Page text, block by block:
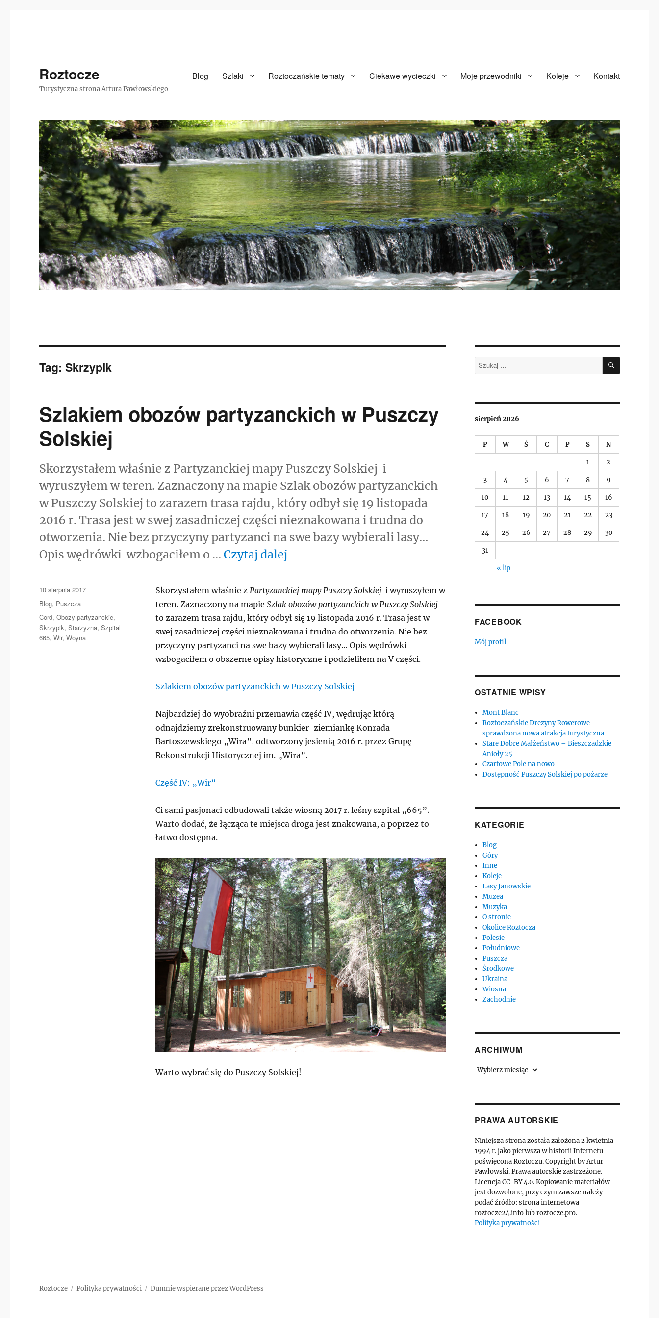
Roztocze
Turystyczna strona Artura Pawłowskiego
Blog Szlaki Roztoczańskie tematy Ciekawe wycieczki Moje przewodniki Koleje Kontakt
Tag:Skrzypik
Szlakiem obozów partyzanckich w Puszczy
Solskiej
Skorzystałem właśnie z Partyzanckiej mapy Puszczy Solskiej i
wyruszyłem w teren. Zaznaczony na mapie Szlak obozów partyzanckich
w Puszczy Solskiej to zarazem trasa rajdu, który odbył się 19 listopada
2016 r. Trasa jest w swej zasadniczej części nieznakowana i trudna do
otworzenia. Nie bez przyczyny partyzanci na swe bazy wybierali lasy…
Opis wędrówki wzbogaciłem o …Czytaj dalej „Szlakiem obozów partyzanckich w Puszczy Solskiej”
Skorzystałem właśnie z Partyzanckiej mapy Puszczy Solskiej i wyruszyłem w
teren. Zaznaczony na mapie Szlak obozów partyzanckich w Puszczy Solskiej
to zarazem trasa rajdu, który odbył się 19 listopada 2016 r. Trasa jest w
swej zasadniczej części nieznakowana i trudna do otworzenia. Nie bez
przyczyny partyzanci na swe bazy wybierali lasy… Opis wędrówki
wzbogaciłem o obszerne opisy historyczne i podzieliłem na V części.
Szlakiem obozów partyzanckich w Puszczy Solskiej
Najbardziej do wyobraźni przemawia część IV, wędrując którą
odnajdziemy zrekonstruowany bunkier-ziemiankę Konrada
Bartoszewskiego „Wira”, odtworzony jesienią 2016 r. przez Grupę
Rekonstrukcji Historycznej im. „Wira”.
Część IV: „Wir”
Ci sami pasjonaci odbudowali także wiosną 2017 r. leśny szpital „665”.
Warto dodać, że łącząca te miejsca droga jest znakowana, a poprzez to
łatwo dostępna.
Warto wybrać się do Puszczy Solskiej!
Data
publikacji
10 sierpnia 2017
Kategorie
Blog, Puszcza
Tagi
Cord,Obozy partyzanckie,
Skrzypik,Starzyzna,Szpital
665,Wir,Woyna
Szukaj: SZUKAJ
sierpień 2026
P W Ś C P S N
1 2
3 4 5 6 7 8 9
10 11 12 13 14 15 16
17 18 19 20 21 22 23
24 25 26 27 28 29 30
31
« lip
FACEBOOK
Mój profil
OSTATNIE WPISY
Mont Blanc
Roztoczańskie Drezyny Rowerowe –
sprawdzona nowa atrakcja turystyczna
Stare Dobre Małżeństwo – Bieszczadzkie
Anioły 25
Czartowe Pole na nowo
Dostępność Puszczy Solskiej po pożarze
KATEGORIE
Blog
Góry
Inne
Koleje
Lasy Janowskie
Muzea
Muzyka
O stronie
Okolice Roztocza
Polesie
Południowe
Puszcza
Środkowe
Ukraina
Wiosna
Zachodnie
ARCHIWUM
Archiwum
PRAWA AUTORSKIE
Niniejsza strona została założona 2 kwietnia
1994 r. jako pierwsza w historii Internetu
poświęcona Roztoczu. Copyright by Artur
Pawłowski. Prawa autorskie zastrzeżone.
Licencja CC-BY 4.0. Kopiowanie materiałów
jest dozwolone, przy czym zawsze należy
podać źródło: strona internetowa
roztocze24.info lub roztocze.pro.
Polityka prywatności
Roztocze Polityka prywatności Dumnie wspierane przez WordPress